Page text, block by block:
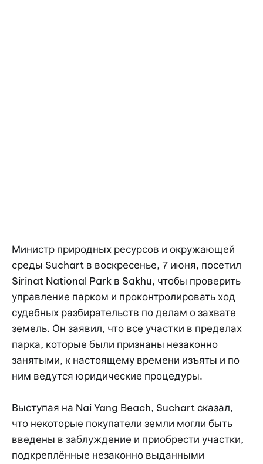
Министр природных ресурсов и окружающей
среды Suchart в воскресенье, 7 июня, посетил
Sirinat National Park в Sakhu, чтобы проверить
управление парком и проконтролировать ход
судебных разбирательств по делам о захвате
земель. Он заявил, что все участки в пределах
парка, которые были признаны незаконно
занятыми, к настоящему времени изъяты и по
ним ведутся юридические процедуры.
Выступая на Nai Yang Beach, Suchart сказал,
что некоторые покупатели земли могли быть
введены в заблуждение и приобрести участки,
подкреплённые незаконно выданными